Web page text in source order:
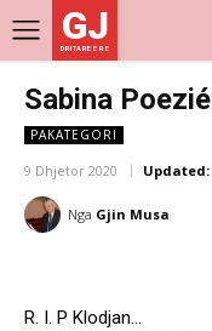
GJ
DRITARE E RE
Sabina Poezié
PAKATEGORI
9 Dhjetor 2020 Updated:
Nga Gjin Musa
R. I. P Klodjan…